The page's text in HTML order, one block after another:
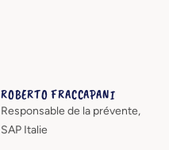
ROBERTO FRACCAPANI
Responsable de la prévente,
SAP Italie